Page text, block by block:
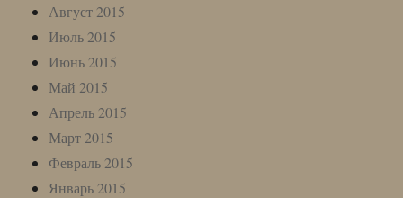
Август 2015
Июль 2015
Июнь 2015
Май 2015
Апрель 2015
Март 2015
Февраль 2015
Январь 2015